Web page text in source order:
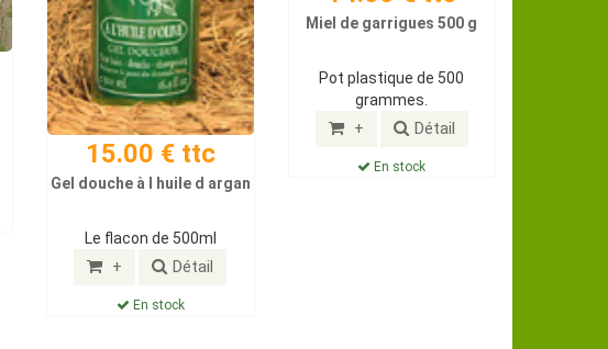
15.00 € ttc
Gel douche à l huile d argan
Le flacon de 500ml
+ Détail
En stock
Miel de garrigues 500 g
Pot plastique de 500
grammes.
+ Détail
En stock